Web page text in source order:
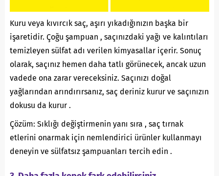
Kuru veya kıvırcık saç, aşırı yıkadığınızın başka bir
işaretidir. Çoğu şampuan , saçınızdaki yağı ve kalıntıları
temizleyen sülfat adı verilen kimyasallar içerir. Sonuç
olarak, saçınız hemen daha tatlı görünecek, ancak uzun
vadede ona zarar vereceksiniz. Saçınızı doğal
yağlarından arındırırsanız, saç deriniz kurur ve saçınızın
dokusu da kurur .
Çözüm: Sıklığı değiştirmenin yanı sıra , saç tırnak
etlerini onarmak için nemlendirici ürünler kullanmayı
deneyin ve sülfatsız şampuanları tercih edin .